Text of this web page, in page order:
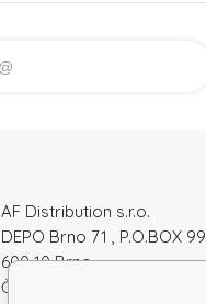
AF Distribution s.r.o.
DEPO Brno 71 , P.O.BOX 99
600 10 Brno
Česká republika